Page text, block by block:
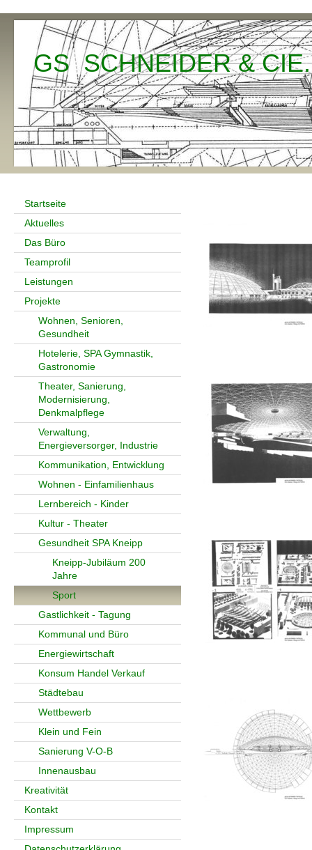
GS SCHNEIDER &
Startseite
Aktuelles
Das Büro
Teamprofil
Leistungen
Projekte
Wohnen, Senioren,
Gesundheit
Hotelerie, SPA Gymnastik,
Gastronomie
Theater, Sanierung,
Modernisierung,
Denkmalpflege
Verwaltung,
Energieversorger, Industrie
Kommunikation, Entwicklung
Wohnen - Einfamilienhaus
Lernbereich - Kinder
Kultur - Theater
Gesundheit SPA Kneipp
Kneipp-Jubiläum 200
Jahre
Sport
Gastlichkeit - Tagung
Kommunal und Büro
Energiewirtschaft
Konsum Handel Verkauf
Städtebau
Wettbewerb
Klein und Fein
Sanierung V-O-B
Innenausbau
Kreativität
Kontakt
Impressum